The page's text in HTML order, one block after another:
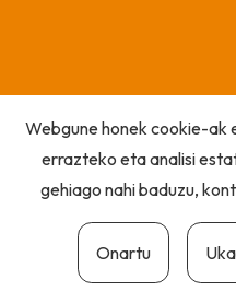
Webgune honek cookie-ak
errazteko eta analisi
gehiago nahi baduzu,
Onartu